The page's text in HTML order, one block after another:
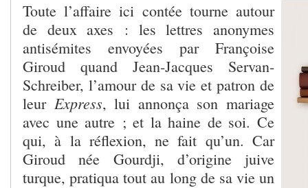
Toute l’affaire ici contée tourne autour
de deux axes : les lettres anonymes
antisémites envoyées par Françoise
Giroud quand Jean-Jacques Servan-
Schreiber, l’amour de sa vie et patron de
leur Express, lui annonça son mariage
avec une autre ; et la haine de soi. Ce
qui, à la réflexion, ne fait qu’un. Car
Giroud née Gourdji, d’origine juive
turque, pratiqua tout au long de sa vie un